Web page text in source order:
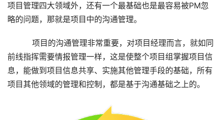
项目管理四大领域外，还有一个最基础也是最容易被PM忽
略的问题，那就是项目中的沟通管理。
前线指挥需要情报管理一样，这是使整个项目组掌握项目信
息，能做到项目信息共享、实施其他管理手段的基础，所有
项目其他领域的管理和控制，都是基于沟通基础之上的。